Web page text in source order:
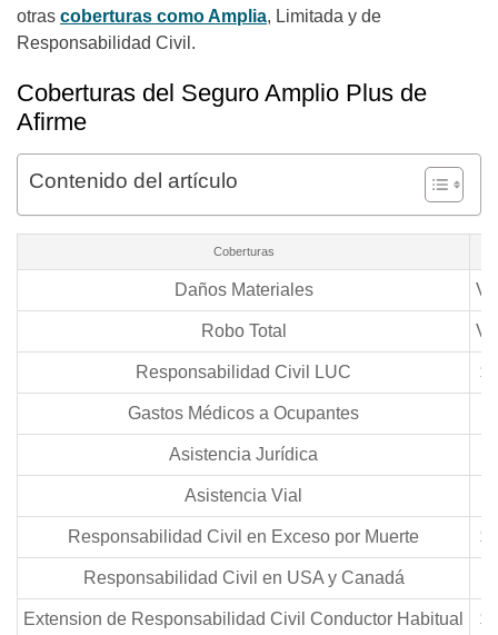
otras coberturas como Amplia, Limitada y de
Responsabilidad Civil.
Coberturas del Seguro Amplio Plus de
Afirme
Contenido del artículo
Coberturas
Daños Materiales
Robo Total
Responsabilidad Civil LUC
Gastos Médicos a Ocupantes
Asistencia Jurídica
Asistencia Vial
Responsabilidad Civil en Exceso por Muerte
Responsabilidad Civil en USA y Canadá
Extension de Responsabilidad Civil Conductor Habitual